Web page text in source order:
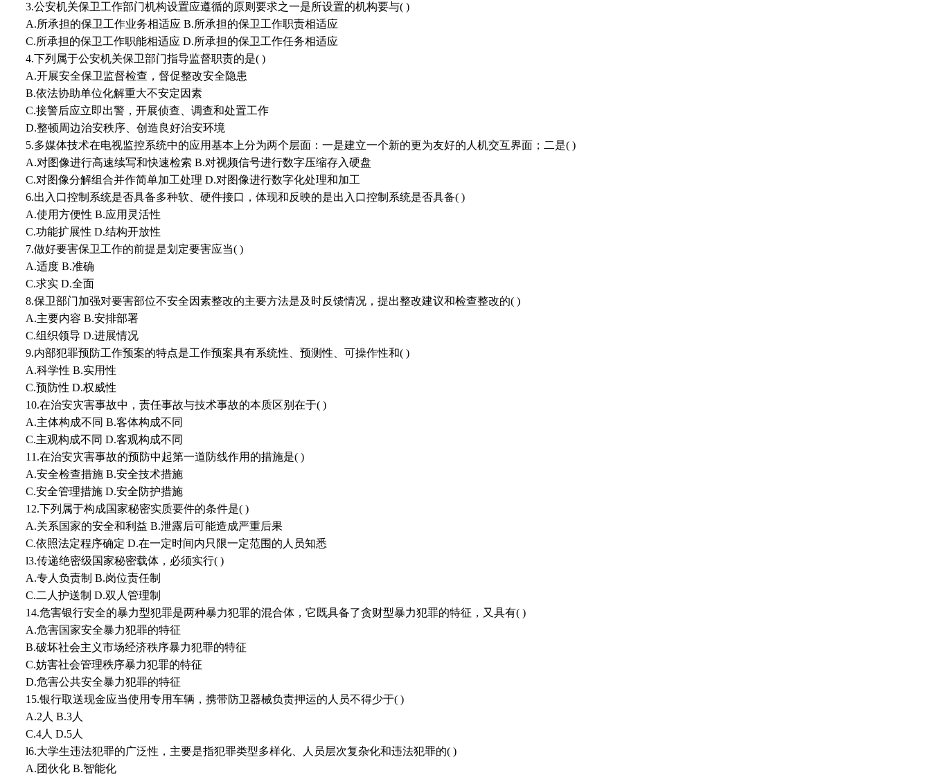
3.公安机关保卫工作部门机构设置应遵循的原则要求之一是所设置的机构要与( )
A.所承担的保卫工作业务相适应 B.所承担的保卫工作职责相适应
C.所承担的保卫工作职能相适应 D.所承担的保卫工作任务相适应
4.下列属于公安机关保卫部门指导监督职责的是( )
A.开展安全保卫监督检查，督促整改安全隐患
B.依法协助单位化解重大不安定因素
C.接警后应立即出警，开展侦查、调查和处置工作
D.整顿周边治安秩序、创造良好治安环境
5.多媒体技术在电视监控系统中的应用基本上分为两个层面：一是建立一个新的更为友好的人机交互界面；二是( )
A.对图像进行高速续写和快速检索 B.对视频信号进行数字压缩存入硬盘
C.对图像分解组合并作简单加工处理 D.对图像进行数字化处理和加工
6.出入口控制系统是否具备多种软、硬件接口，体现和反映的是出入口控制系统是否具备( )
A.使用方便性 B.应用灵活性
C.功能扩展性 D.结构开放性
7.做好要害保卫工作的前提是划定要害应当( )
A.适度 B.准确
C.求实 D.全面
8.保卫部门加强对要害部位不安全因素整改的主要方法是及时反馈情况，提出整改建议和检查整改的( )
A.主要内容 B.安排部署
C.组织领导 D.进展情况
9.内部犯罪预防工作预案的特点是工作预案具有系统性、预测性、可操作性和( )
A.科学性 B.实用性
C.预防性 D.权威性
10.在治安灾害事故中，责任事故与技术事故的本质区别在于( )
A.主体构成不同 B.客体构成不同
C.主观构成不同 D.客观构成不同
11.在治安灾害事故的预防中起第一道防线作用的措施是( )
A.安全检查措施 B.安全技术措施
C.安全管理措施 D.安全防护措施
12.下列属于构成国家秘密实质要件的条件是( )
A.关系国家的安全和利益 B.泄露后可能造成严重后果
C.依照法定程序确定 D.在一定时间内只限一定范围的人员知悉
l3.传递绝密级国家秘密载体，必须实行( )
A.专人负责制 B.岗位责任制
C.二人护送制 D.双人管理制
14.危害银行安全的暴力型犯罪是两种暴力犯罪的混合体，它既具备了贪财型暴力犯罪的特征，又具有( )
A.危害国家安全暴力犯罪的特征
B.破坏社会主义市场经济秩序暴力犯罪的特征
C.妨害社会管理秩序暴力犯罪的特征
D.危害公共安全暴力犯罪的特征
15.银行取送现金应当使用专用车辆，携带防卫器械负责押运的人员不得少于( )
A.2人 B.3人
C.4人 D.5人
l6.大学生违法犯罪的广泛性，主要是指犯罪类型多样化、人员层次复杂化和违法犯罪的( )
A.团伙化 B.智能化